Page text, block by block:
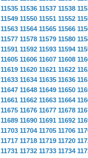
11535 11536 11537 11538
11549 11550 11551 11552
11563 11564 11565 11566
11577 11578 11579 11580
11591 11592 11593 11594
11605 11606 11607 11608
11619 11620 11621 11622
11633 11634 11635 11636
11647 11648 11649 11650
11661 11662 11663 11664
11675 11676 11677 11678
11689 11690 11691 11692
11703 11704 11705 11706
11717 11718 11719 11720
11731 11732 11733 11734